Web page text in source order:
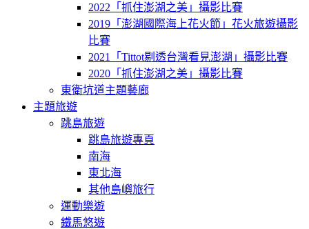
2022「抓住澎湖之美」攝影比賽
2019「澎湖國際海上花火節」花火旅遊攝影
比賽
2021「Tittot剔透台灣看見澎湖」攝影比賽
2020「抓住澎湖之美」攝影比賽
東衛坑道主題藝廊
主題旅遊
跳島旅遊
跳島旅遊專頁
南海
東北海
其他島嶼旅行
運動樂遊
鐵馬悠遊